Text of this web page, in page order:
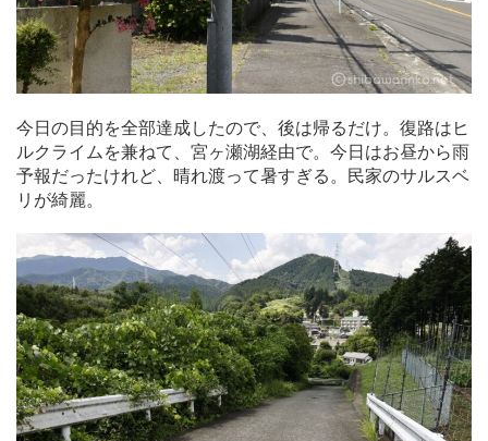
今日の目的を全部達成したので、後は帰るだけ。復路はヒ
ルクライムを兼ねて、宮ヶ瀬湖経由で。今日はお昼から雨
予報だったけれど、晴れ渡って暑すぎる。民家のサルスベ
リが綺麗。